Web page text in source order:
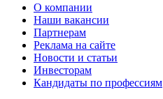
О компании
Наши вакансии
Партнерам
Реклама на сайте
Новости и статьи
Инвесторам
Кандидаты по профессиям